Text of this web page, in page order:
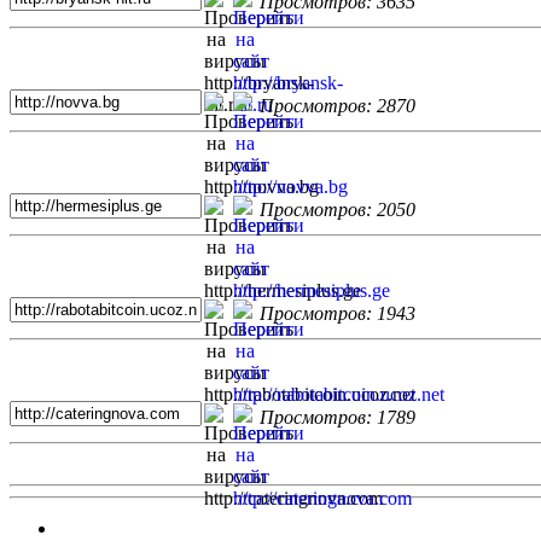
Просмотров: 2870
Просмотров: 2050
Просмотров: 1943
Просмотров: 1789